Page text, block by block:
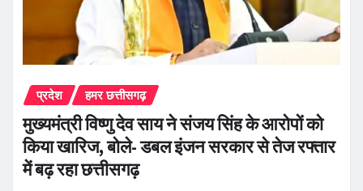
प्रदेश हमर छत्तीसगढ़
मुख्यमंत्री विष्णु देव साय ने संजय सिंह के आरोपों को
किया खारिज, बोले- डबल इंजन सरकार से तेज रफ्तार
में बढ़ रहा छत्तीसगढ़